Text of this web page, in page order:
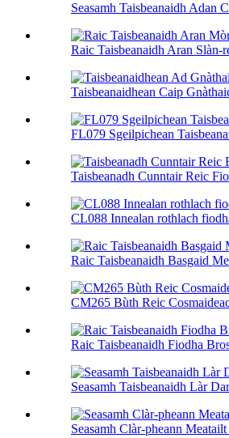
Seasamh Taisbeanaidh
Raic Taisbeanaidh Aran
Taisbeanaidhean Caip
FL079 Sgeilpichean
Taisbeanadh Cunntair Reic
CL088 Innealan rothlach
Raic Taisbeanaidh Basgaid
CM265 Bùth Reic
Raic Taisbeanaidh Fiodha
Seasamh Taisbeanaidh Làr
Seasamh Clàr-pheann